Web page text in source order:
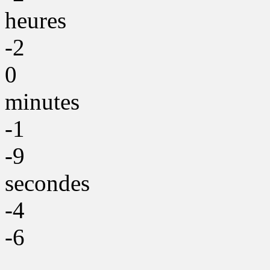
heures
-2
0
minutes
-1
-9
secondes
-4
-6